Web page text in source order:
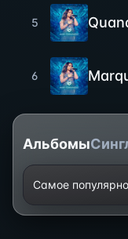
5
6
Альбомы
Самое